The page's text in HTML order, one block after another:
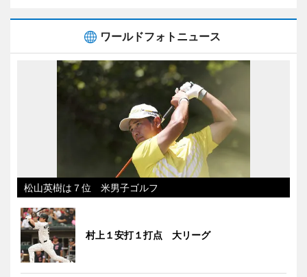
ワールドフォトニュース
松山英樹は７位 米男子ゴルフ
村上１安打１打点 大リーグ